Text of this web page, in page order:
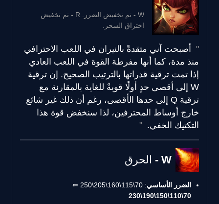
W - تم تخفيض الضرر. R - تم تخفيض
اختراق السحر.
أصبحت آني متقدةً بالنيران في اللعب الاحترافي
منذ مدة، كما أنها مفرطة القوة في اللعب العادي
إذا تمت ترقية قدراتها بالترتيب الصحيح. إن ترقية
W إلى أقصى حدٍ أولًا قويةٌ للغاية بالمقارنة مع
ترقية Q إلى حدها الأقصى، رغم أن ذلك غير شائع
خارج أوساط المحترفين، لذا سنخفض قوة هذا
التكتيك الخفي.
W - الحرق
الضرر الأساسي: 70\115\160\205\250 ⇐
70\110\150\190\230